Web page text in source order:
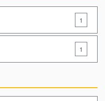
1
1